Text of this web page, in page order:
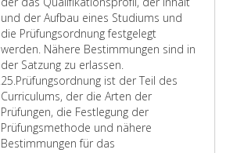
e
r
d
i
e
A
n
e
r
n
i
c
t
i
n
S
c
h
e
N
a
c
h
b
ü
d
u
c
a
t
i
o
n
a
n
e
r
r
s
i
ä
t
l
t
r
r
f
f
e
r
2
4
und der Aufbau eines Studiums und
die Prüfungsordnung festgelegt
werden. Nähere Bestimmungen sind in
der Satzung zu erlassen.
25.Z
i
f
f
e
Prüfungsordnung ist der Teil des
Curriculums, der die Arten der
Prüfungen, die Festlegung der
Prüfungsmethode und nähere
Bestimmungen für das